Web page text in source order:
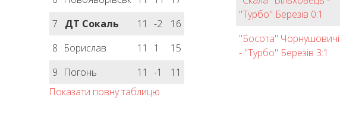
7
ДТ Сокаль 11 -2
16
8 Борислав 11 1
15
9 Погонь 11 -1
11
Показати повну таблицю
"Турбо" Березів 0:1
"Босота" Чорнушовичі
- "Турбо" Березів 3:1